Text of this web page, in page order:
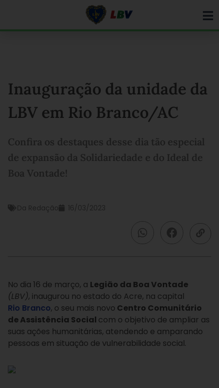
Inauguração da unidade da
LBV em Rio Branco/AC
Confira os destaques desse dia tão especial
de expansão da Solidariedade e do Ideal de
Boa Vontade!
Da Redação 16/03/2023
No dia 16 de março, a Legião da Boa Vontade
(LBV), inaugurou no estado do Acre, na capital
Rio Branco, o seu mais novo Centro Comunitário
de Assistência Social com o objetivo de ampliar as
suas ações humanitárias, atendendo e amparando
pessoas em situação de vulnerabilidade social.